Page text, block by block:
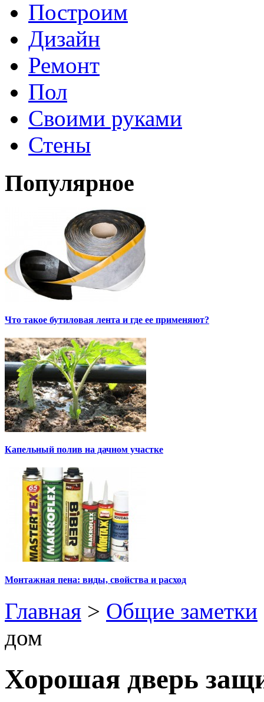
Построим
Дизайн
Ремонт
Пол
Своими руками
Стены
Популярное
Что такое бутиловая лента и где ее применяют?
Капельный полив на дачном участке
Монтажная пена: виды, свойства и расход
Главная > Общие заметки
дом
Хорошая дверь